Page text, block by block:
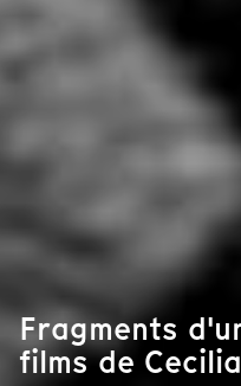
Fragments
films de